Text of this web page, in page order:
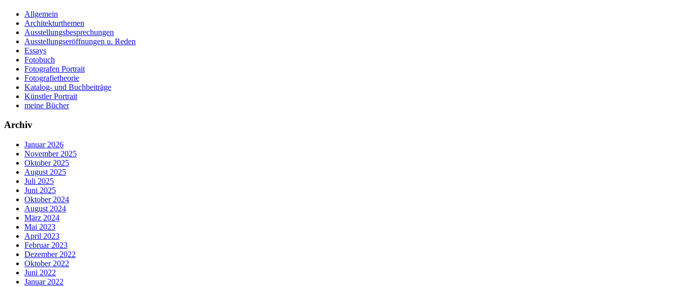
Allgemein
Architekturthemen
Ausstellungsbesprechungen
Ausstellungseröffnungen u. Reden
Essays
Fotobuch
Fotografen Portrait
Fotografietheorie
Katalog- und Buchbeiträge
Künstler Portrait
meine Bücher
Archiv
Januar 2026
November 2025
Oktober 2025
August 2025
Juli 2025
Juni 2025
Oktober 2024
August 2024
März 2024
Mai 2023
April 2023
Februar 2023
Dezember 2022
Oktober 2022
Juni 2022
Januar 2022